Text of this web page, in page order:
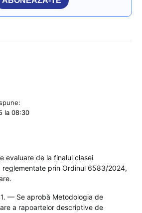
la 08:30
evaluare de la finalul clasei
reglementate prin Ordinul 6583/2024,
— Se aprobă Metodologia de
a rapoartelor descriptive de